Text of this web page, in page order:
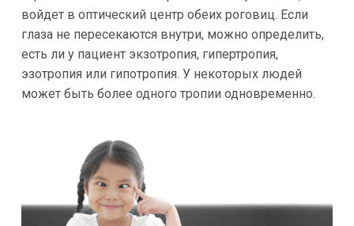
войдет в оптический центр обеих роговиц. Если
глаза не пересекаются внутри, можно определить,
есть ли у пациент экзотропия, гипертропия,
эзотропия или гипотропия. У некоторых людей
может быть более одного тропии одновременно.